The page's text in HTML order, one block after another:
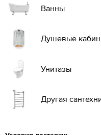
Ванны
Душевые
Унитазы
Другая